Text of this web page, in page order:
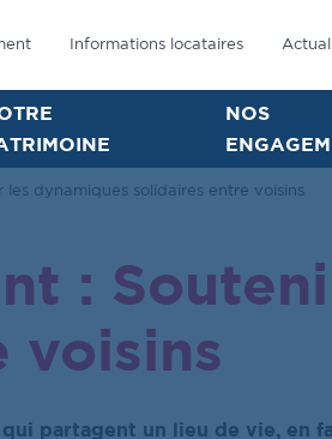
Informations locataires
NOS
les dynamiques solidaires entre voisins
:
voisins
partagent un lieu de vie, en